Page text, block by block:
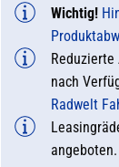
Wichtig!
nach
Radwelt
angeboten.